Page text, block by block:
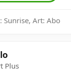
Sunrise, Art: Abo
Plus